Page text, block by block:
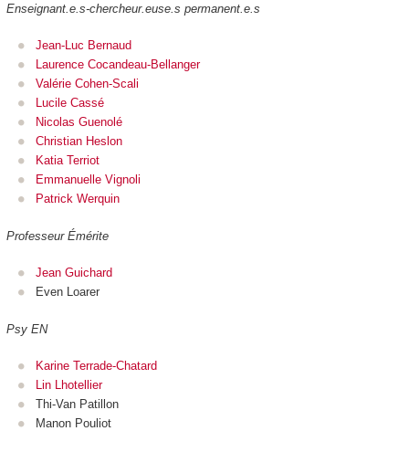
Enseignant.e.s-chercheur.euse.s permanent.e.s
Jean-Luc Bernaud
Laurence Cocandeau-Bellanger
Valérie Cohen-Scali
Lucile Cassé
Nicolas Guenolé
Christian Heslon
Katia Terriot
Emmanuelle Vignoli
Patrick Werquin
Professeur Émérite
Jean Guichard
Even Loarer
Psy EN
Karine Terrade-Chatard
Lin Lhotellier
Thi-Van Patillon
Manon Pouliot